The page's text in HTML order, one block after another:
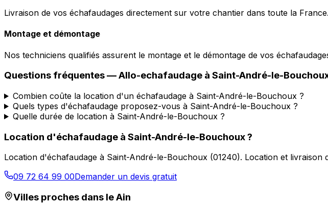
Livraison de vos échafaudages directement sur votre chantier dans toute la
Montage et démontage
Nos techniciens qualifiés assurent le montage et le démontage de vos
Questions fréquentes —Allo-echafaudage à Saint-André-le-
Combien coûte la location d'un échafaudage à Saint-André-le-Bouchoux ?
Quels types d'échafaudage proposez-vous à Saint-André-le-Bouchoux ?
Quelle durée de location à Saint-André-le-Bouchoux ?
Location d'échafaudage à Saint-André-le-Bouchoux?
Location d'échafaudage à Saint-André-le-Bouchoux (01240). Location et livraison
09 72 64 99 00Demander un devis gratuit
Villes proches dans leAin